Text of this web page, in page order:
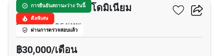
การยืนยันสถานะว่าง วันนี้
ดีลพิเศษ
ผ่านการตรวจสอบแล้ว
ประสานมิตร คอนโดมิเนียม
พร้อมพงษ์, กรุงเทพ
฿30,000/เดือน